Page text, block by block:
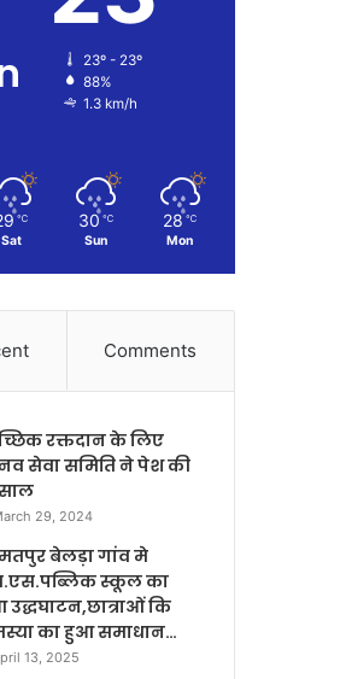
23º - 23º
88%
1.3 km/h
℃
Sat
30 ℃
Sun
28 ℃
Mon
Comments
रक्तदान के लिए
सेवा समिति ने पेश की
29, 2024
बेलड़ा गांव मे
स्कूल का
कि
का हुआ समाधान…
13, 2025